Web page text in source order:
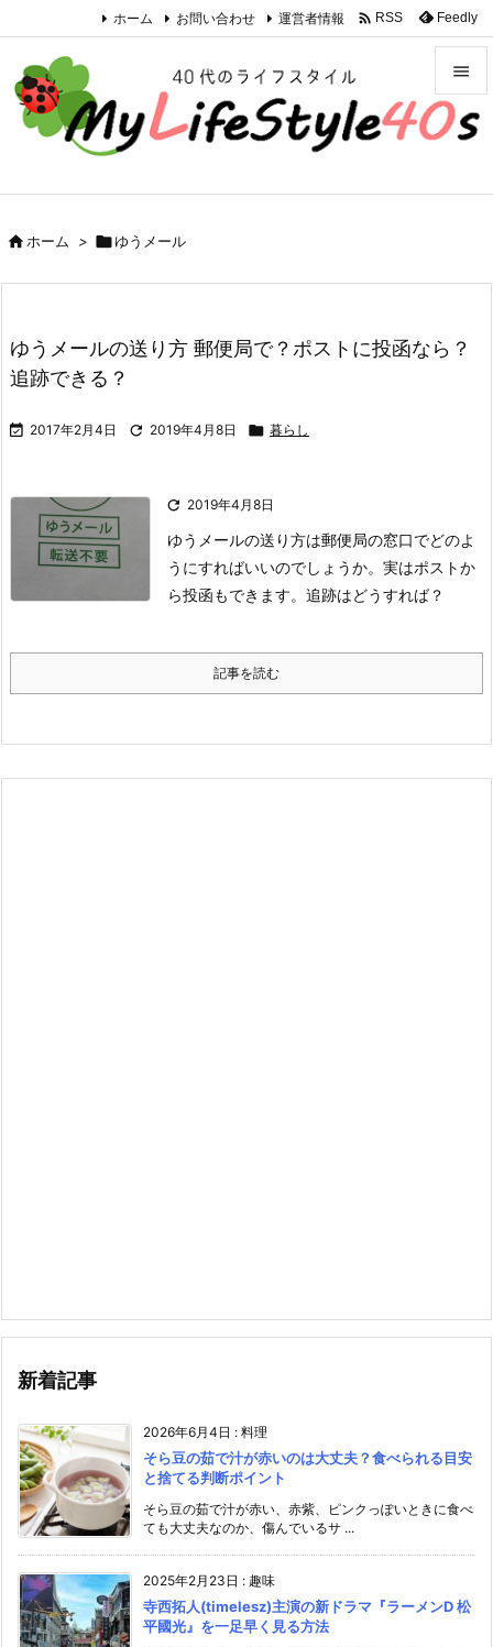


メニュ
サイド


ホーム お問い合わせ 運営者情報  RSS Feedly
ホーム > ゆうメール
ゆうメールの送り方 郵便局で？ポストに投函なら？
追跡できる？
 2017年2月4日  2019年4月8日  暮らし
 2019年4月8日
ゆうメールの送り方は郵便局の窓口でどのよ
うにすればいいのでしょうか。実はポストか
ら投函もできます。追跡はどうすれば？
記事を読む
新着記事
2026年6月4日 : 料理
そら豆の茹で汁が赤いのは大丈夫？食べられる目安
と捨てる判断ポイント
そら豆の茹で汁が赤い、赤紫、ピンクっぽいときに食べ
ても大丈夫なのか、傷んでいるサ ...
2025年2月23日 : 趣味
寺西拓人(timelesz)主演の新ドラマ『ラーメンD 松
平國光』を一足早く見る方法